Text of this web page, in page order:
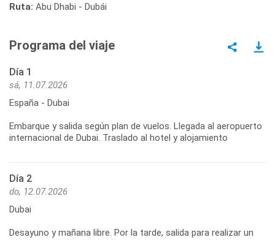
Ruta: Abu Dhabi - Dubái
Programa del viaje
Día 1
sá, 11.07.2026
España - Dubai
Embarque y salida según plan de vuelos. Llegada al aeropuerto
internacional de Dubai. Traslado al hotel y alojamiento
Día 2
do, 12.07.2026
Dubai
Desayuno y mañana libre. Por la tarde, salida para realizar un